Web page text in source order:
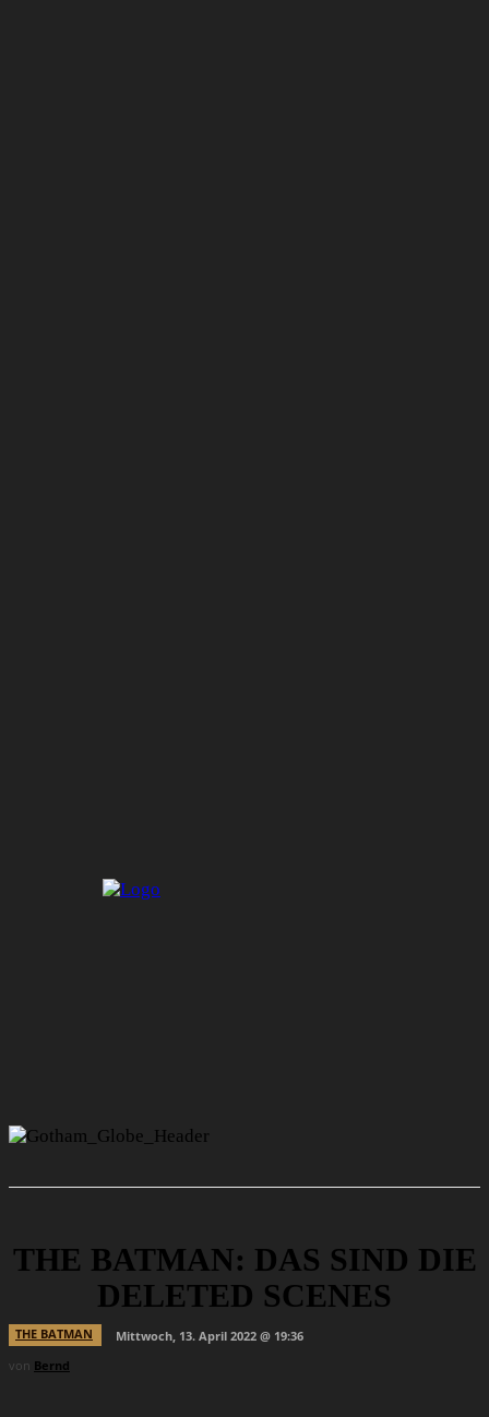
THE BATMAN: DAS SIND DIE
DELETED SCENES
THE BATMAN
Mittwoch, 13. April 2022 @ 19:36
von Bernd